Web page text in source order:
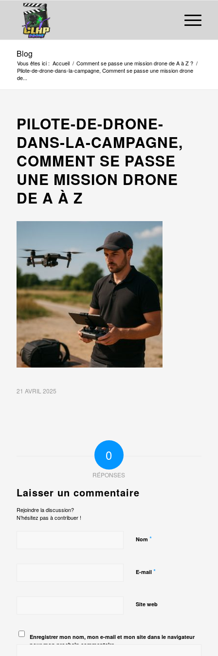
Blog
Vous êtes ici : Accueil / Comment se passe une mission drone de A à Z ? /
Pilote-de-drone-dans-la-campagne, Comment se passe une mission drone
de...
PILOTE-DE-DRONE-
DANS-LA-CAMPAGNE,
COMMENT SE PASSE
UNE MISSION DRONE
DE A À Z
21 AVRIL 2025
0
RÉPONSES
Laisser un commentaire
Rejoindre la discussion?
N’hésitez pas à contribuer !
Nom *
E-mail *
Site web
Enregistrer mon nom, mon e-mail et mon site dans le navigateur
pour mon prochain commentaire.